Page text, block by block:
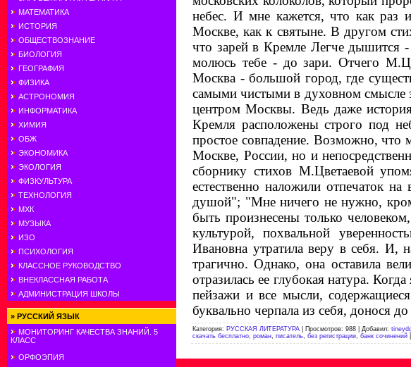
МАТЕМАТИКА
ИСТОРИЯ
ОБЩЕСТВОЗНАНИЕ
БИОЛОГИЯ
ГЕОГРАФИЯ
ФИЗИКА
АСТРОНОМИЯ
ИНФОРМАТИКА
ХИМИЯ
ОБЖ
ЭКОНОМИКА
ЭКОЛОГИЯ
ФИЗКУЛЬТУРА
ТЕХНОЛОГИЯ
МХК
МУЗЫКА
ИЗО
ПСИХОЛОГИЯ
КЛАССНОЕ РУКОВОДСТВО
ВНЕКЛАССНАЯ РАБОТА
АДМИНИСТРАЦИЯ ШКОЛЫ
» РУССКИЙ ЯЗЫК
МОНИТОРИНГ КАЧЕСТВА ЗНАНИЙ. 5
КЛАСС
ОРФОЭПИЯ
небес. И мне кажется, что как раз
Москве, как к святыне. В другом
что зарей в Кремле Легче дышится
молюсь тебе - до зари. Отчего
Москва - большой город, где
самыми чистыми в духовном смысле
центром Москвы. Ведь даже
Кремля расположены строго под
простое совпадение. Возможно, что
Москве, России, но и
сборнику стихов М.Цветаевой
естественно наложили отпечаток
душой"; "Мне ничего не нужно,
быть произнесены только
культурой, похвальной
Ивановна утратила веру в себя. И,
трагично. Однако, она оставила
отразилась ее глубокая натура.
пейзажи и все мысли,
буквально черпала из себя, донося
Категория: РУССКАЯ ЛИТЕРАТУРА Просмотров: 988 Добавил:
скачать бесплатно роман писатель без регистрации банк сочинений